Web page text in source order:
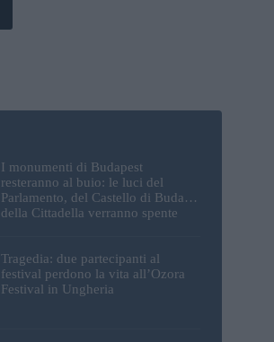
I monumenti di Budapest
resteranno al buio: le luci del
Parlamento, del Castello di Buda e
della Cittadella verranno spente
Tragedia: due partecipanti al
festival perdono la vita all’Ozora
Festival in Ungheria